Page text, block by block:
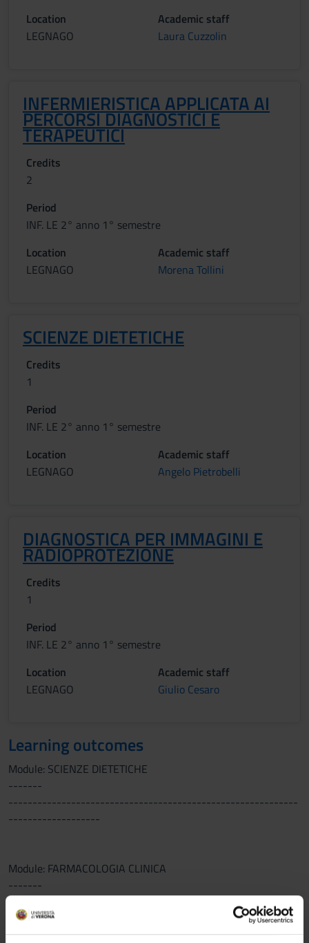
Location
LEGNAGO
Academic staff
Laura Cuzzolin
INFERMIERISTICA APPLICATA AI
PERCORSI DIAGNOSTICI E
TERAPEUTICI
Credits
2
Period
INF. LE 2° anno 1° semestre
Location
LEGNAGO
Academic staff
Morena Tollini
SCIENZE DIETETICHE
Credits
1
Period
INF. LE 2° anno 1° semestre
Location
LEGNAGO
Academic staff
Angelo Pietrobelli
DIAGNOSTICA PER IMMAGINI E
RADIOPROTEZIONE
Credits
1
Period
INF. LE 2° anno 1° semestre
Location
LEGNAGO
Academic staff
Giulio Cesaro
Learning outcomes
Module: SCIENZE DIETETICHE
-------
------------------------------------------------------------
-------------------
Module: FARMACOLOGIA CLINICA
-------
Education aims
To give to the student knowledge and methodological